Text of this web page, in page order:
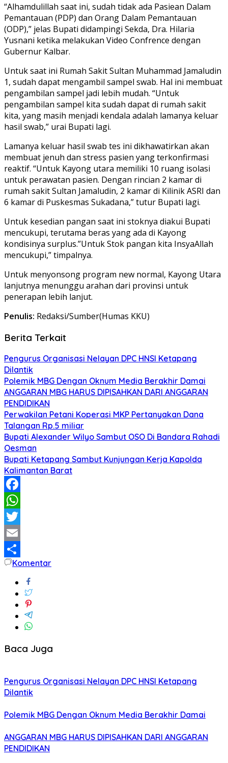
“Alhamdulillah saat ini, sudah tidak ada Pasiean Dalam
Pemantauan (PDP) dan Orang Dalam Pemantauan
(ODP),” jelas Bupati didampingi Sekda, Dra. Hilaria
Yusnani ketika melakukan Video Confrence dengan
Gubernur Kalbar.
Untuk saat ini Rumah Sakit Sultan Muhammad Jamaludin
1, sudah dapat mengambil sampel swab. Hal ini membuat
pengambilan sampel jadi lebih mudah. “Untuk
pengambilan sampel kita sudah dapat di rumah sakit
kita, yang masih menjadi kendala adalah lamanya keluar
hasil swab,” urai Bupati lagi.
Lamanya keluar hasil swab tes ini dikhawatirkan akan
membuat jenuh dan stress pasien yang terkonfirmasi
reaktif. “Untuk Kayong utara memiliki 10 ruang isolasi
untuk perawatan pasien. Dengan rincian 2 kamar di
rumah sakit Sultan Jamaludin, 2 kamar di Kilinik ASRI dan
6 kamar di Puskesmas Sukadana,” tutur Bupati lagi.
Untuk kesedian pangan saat ini stoknya diakui Bupati
mencukupi, terutama beras yang ada di Kayong
kondisinya surplus.”Untuk Stok pangan kita InsyaAllah
mencukupi,” timpalnya.
Untuk menyonsong program new normal, Kayong Utara
lanjutnya menunggu arahan dari provinsi untuk
penerapan lebih lanjut.
Penulis: Redaksi/Sumber(Humas KKU)
Berita Terkait
Pengurus Organisasi Nelayan DPC HNSI Ketapang
Dilantik
Polemik MBG Dengan Oknum Media Berakhir Damai
ANGGARAN MBG HARUS DIPISAHKAN DARI ANGGARAN
PENDIDIKAN
Perwakilan Petani Koperasi MKP Pertanyakan Dana
Talangan Rp.5 miliar
Bupati Alexander Wilyo Sambut OSO Di Bandara Rahadi
Oesman
Bupati Ketapang Sambut Kunjungan Kerja Kapolda
Kalimantan Barat
Facebook
WhatsApp
Twitter
Email
Share
Komentar
Baca Juga
Pengurus Organisasi Nelayan DPC HNSI Ketapang
Dilantik
Polemik MBG Dengan Oknum Media Berakhir Damai
ANGGARAN MBG HARUS DIPISAHKAN DARI ANGGARAN
PENDIDIKAN